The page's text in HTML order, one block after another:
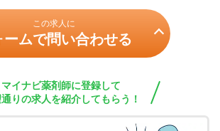
この求人に
ームで問い合わせる
マイナビ薬剤師に登録して
りの求人を紹介してもらう！